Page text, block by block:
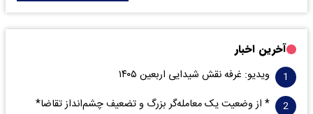
آخرین اخبار
ویدیو: غرفه نقش شیدایی اربعین ۱۴۰۵
* از وضعیت یک معامله‌گر بزرگ و تضعیف چشم‌انداز تقاضا*